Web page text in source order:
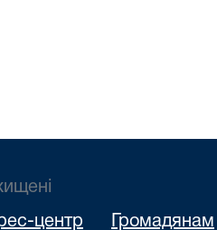
центр Громадянам